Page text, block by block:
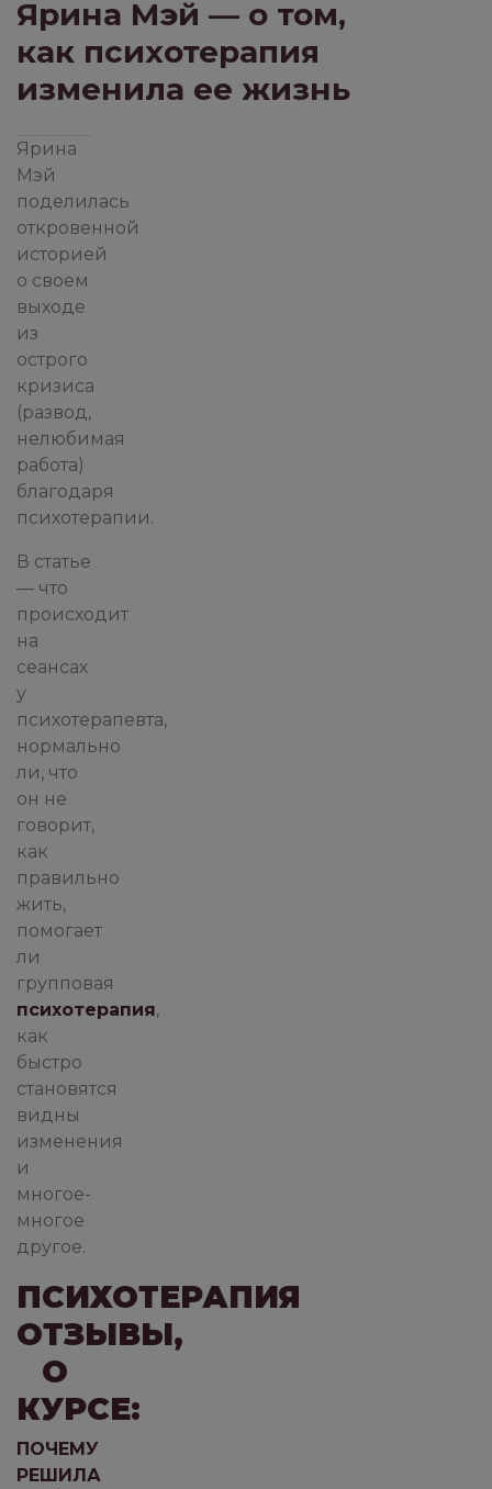
Ярина Мэй — о том,
как психотерапия
изменила ее жизнь
Ярина
Мэй
поделилась
откровенной
историей
о своем
выходе
из
острого
кризиса
(развод,
нелюбимая
работа)
благодаря
психотерапии.
В статье
— что
происходит
на
сеансах
у
психотерапевта,
нормально
ли, что
он не
говорит,
как
правильно
жить,
помогает
ли
групповая
психотерапия,
как
быстро
становятся
видны
изменения
и
многое-
многое
другое.
ПСИХОТЕРАПИЯ
ОТЗЫВЫ,
О
КУРСЕ:
ПОЧЕМУ
РЕШИЛА
ПСИХОТЕРАПИЯ ПЕРЕЖИВАНИЕМ